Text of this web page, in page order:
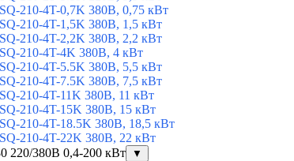
210-4T-0,7K 380В, 0,75 кВт
210-4T-1,5K 380В, 1,5 кВт
210-4T-2,2K 380В, 2,2 кВт
210-4T-4K 380В, 4 кВт
210-4T-5.5K 380В, 5,5 кВт
210-4T-7.5K 380В, 7,5 кВт
210-4T-11K 380В, 11 кВт
210-4T-15K 380В, 15 кВт
210-4T-18.5K 380В, 18,5 кВт
210-4T-22K 380В, 22 кВт
220/380В 0,4-200 кВт
▼